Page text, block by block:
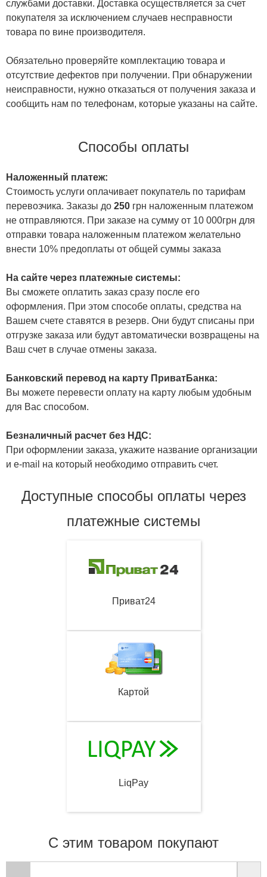
службами доставки. Доставка осуществляется за счет
покупателя за исключением случаев несправности
товара по вине производителя.
Обязательно проверяйте комплектацию товара и
отсутствие дефектов при получении. При обнаружении
неисправности, нужно отказаться от получения заказа и
сообщить нам по телефонам, которые указаны на сайте.
Способы оплаты
Наложенный платеж:
Стоимость услуги оплачивает покупатель по тарифам
перевозчика. Заказы до 250 грн наложенным платежом
не отправляются. При заказе на сумму от 10 000грн для
отправки товара наложенным платежом желательно
внести 10% предоплаты от общей суммы заказа
На сайте через платежные системы:
Вы сможете оплатить заказ сразу после его
оформления. При этом способе оплаты, средства на
Вашем счете ставятся в резерв. Они будут списаны при
отгрузке заказа или будут автоматически возвращены на
Ваш счет в случае отмены заказа.
Банковский перевод на карту ПриватБанка:
Вы можете перевести оплату на карту любым удобным
для Вас способом.
Безналичный расчет без НДС:
При оформлении заказа, укажите название организации
и e-mail на который необходимо отправить счет.
Доступные способы оплаты через
платежные системы
Приват24
Картой
LiqPay
С этим товаром покупают